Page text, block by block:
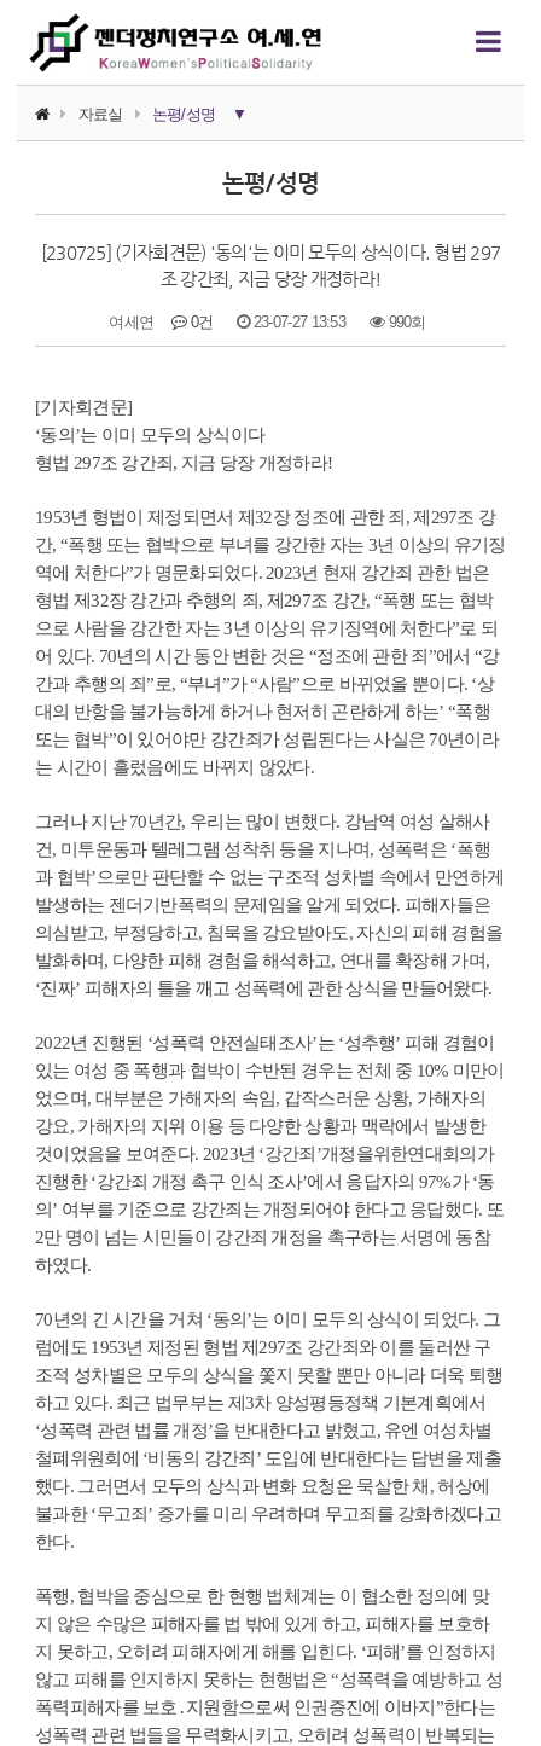
자료실 논평/성명 ▼
논평/성명
언론보도
연구자료
정치에서의 여성폭력
영상자료
논평/성명
[230725] (기자회견문) '동의'는 이미 모두의 상식이다. 형법 297
조 강간죄, 지금 당장 개정하라!
여세연 0건 23-07-27 13:53 990회
[기자회견문]
‘동의’는 이미 모두의 상식이다
형법 297조 강간죄, 지금 당장 개정하라!
1953년 형법이 제정되면서 제32장 정조에 관한 죄, 제297조 강
간, “폭행 또는 협박으로 부녀를 강간한 자는 3년 이상의 유기징
역에 처한다”가 명문화되었다. 2023년 현재 강간죄 관한 법은
형법 제32장 강간과 추행의 죄, 제297조 강간, “폭행 또는 협박
으로 사람을 강간한 자는 3년 이상의 유기징역에 처한다”로 되
어 있다. 70년의 시간 동안 변한 것은 “정조에 관한 죄”에서 “강
간과 추행의 죄”로, “부녀”가 “사람”으로 바뀌었을 뿐이다. ‘상
대의 반항을 불가능하게 하거나 현저히 곤란하게 하는’ “폭행
또는 협박”이 있어야만 강간죄가 성립된다는 사실은 70년이라
는 시간이 흘렀음에도 바뀌지 않았다.
그러나 지난 70년간, 우리는 많이 변했다. 강남역 여성 살해사
건, 미투운동과 텔레그램 성착취 등을 지나며, 성폭력은 ‘폭행
과 협박’으로만 판단할 수 없는 구조적 성차별 속에서 만연하게
발생하는 젠더기반폭력의 문제임을 알게 되었다. 피해자들은
의심받고, 부정당하고, 침묵을 강요받아도, 자신의 피해 경험을
발화하며, 다양한 피해 경험을 해석하고, 연대를 확장해 가며,
‘진짜’ 피해자의 틀을 깨고 성폭력에 관한 상식을 만들어왔다.
2022년 진행된 ‘성폭력 안전실태조사’는 ‘성추행’ 피해 경험이
있는 여성 중 폭행과 협박이 수반된 경우는 전체 중 10% 미만이
었으며, 대부분은 가해자의 속임, 갑작스러운 상황, 가해자의
강요, 가해자의 지위 이용 등 다양한 상황과 맥락에서 발생한
것이었음을 보여준다. 2023년 ‘강간죄’개정을위한연대회의가
진행한 ‘강간죄 개정 촉구 인식 조사’에서 응답자의 97%가 ‘동
의’ 여부를 기준으로 강간죄는 개정되어야 한다고 응답했다. 또
2만 명이 넘는 시민들이 강간죄 개정을 촉구하는 서명에 동참
하였다.
70년의 긴 시간을 거쳐 ‘동의’는 이미 모두의 상식이 되었다. 그
럼에도 1953년 제정된 형법 제297조 강간죄와 이를 둘러싼 구
조적 성차별은 모두의 상식을 쫓지 못할 뿐만 아니라 더욱 퇴행
하고 있다. 최근 법무부는 제3차 양성평등정책 기본계획에서
‘성폭력 관련 법률 개정’을 반대한다고 밝혔고, 유엔 여성차별
철폐위원회에 ‘비동의 강간죄’ 도입에 반대한다는 답변을 제출
했다. 그러면서 모두의 상식과 변화 요청은 묵살한 채, 허상에
불과한 ‘무고죄’ 증가를 미리 우려하며 무고죄를 강화하겠다고
한다.
폭행, 협박을 중심으로 한 현행 법체계는 이 협소한 정의에 맞
지 않은 수많은 피해자를 법 밖에 있게 하고, 피해자를 보호하
지 못하고, 오히려 피해자에게 해를 입힌다. ‘피해’를 인정하지
않고 피해를 인지하지 못하는 현행법은 “성폭력을 예방하고 성
폭력피해자를 보호․지원함으로써 인권증진에 이바지”한다는
성폭력 관련 법들을 무력화시키고, 오히려 성폭력이 반복되는